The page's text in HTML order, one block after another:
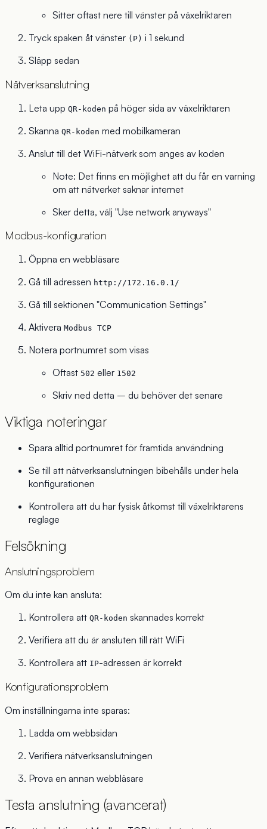
Sitter oftast nere till vänster på växelriktaren
Tryck spaken åt vänster (P) i 1 sekund
Släpp sedan
Nätverksanslutning
Leta upp QR-koden på höger sida av växelriktaren
Skanna QR-koden med mobilkameran
Anslut till det WiFi-nätverk som anges av koden
Note: Det finns en möjlighet att du får en varning
om att nätverket saknar internet
Sker detta, välj "Use network anyways"
Modbus-konfiguration
Öppna en webbläsare
Gå till adressen http://172.16.0.1/
Gå till sektionen "Communication Settings"
Aktivera Modbus TCP
Notera portnumret som visas
Oftast 502 eller 1502
Skriv ned detta – du behöver det senare
Viktiga noteringar
Spara alltid portnumret för framtida användning
Se till att nätverksanslutningen bibehålls under hela
konfigurationen
Kontrollera att du har fysisk åtkomst till växelriktarens
reglage
Felsökning
Anslutningsproblem
Om du inte kan ansluta:
Kontrollera att QR-koden skannades korrekt
Verifiera att du är ansluten till rätt WiFi
Kontrollera att IP-adressen är korrekt
Konfigurationsproblem
Om inställningarna inte sparas:
Ladda om webbsidan
Verifiera nätverksanslutningen
Prova en annan webbläsare
Testa anslutning (avancerat)